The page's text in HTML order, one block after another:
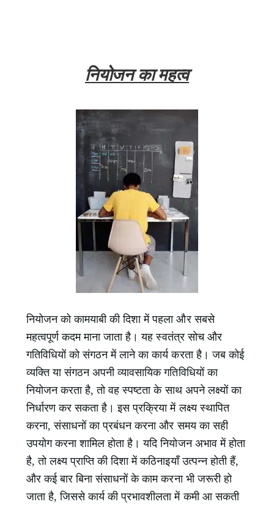
नियोजन का महत्व
नियोजन को कामयाबी की दिशा में पहला और सबसे
महत्वपूर्ण कदम माना जाता है। यह स्वतंत्र सोच और
गतिविधियों को संगठन में लाने का कार्य करता है। जब कोई
व्यक्ति या संगठन अपनी व्यावसायिक गतिविधियों का
नियोजन करता है, तो वह स्पष्टता के साथ अपने लक्ष्यों का
निर्धारण कर सकता है। इस प्रक्रिया में लक्ष्य स्थापित
करना, संसाधनों का प्रबंधन करना और समय का सही
उपयोग करना शामिल होता है। यदि नियोजन अभाव में होता
है, तो लक्ष्य प्राप्ति की दिशा में कठिनाइयाँ उत्पन्न होती हैं,
और कई बार बिना संसाधनों के काम करना भी जरूरी हो
जाता है, जिससे कार्य की प्रभावशीलता में कमी आ सकती